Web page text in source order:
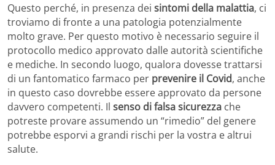
Questo perché, in presenza dei sintomi della malattia, ci
troviamo di fronte a una patologia potenzialmente
molto grave. Per questo motivo è necessario seguire il
protocollo medico approvato dalle autorità scientifiche
e mediche. In secondo luogo, qualora dovesse trattarsi
di un fantomatico farmaco per prevenire il Covid, anche
in questo caso dovrebbe essere approvato da persone
davvero competenti. Il senso di falsa sicurezza che
potreste provare assumendo un “rimedio” del genere
potrebbe esporvi a grandi rischi per la vostra e altrui
salute.